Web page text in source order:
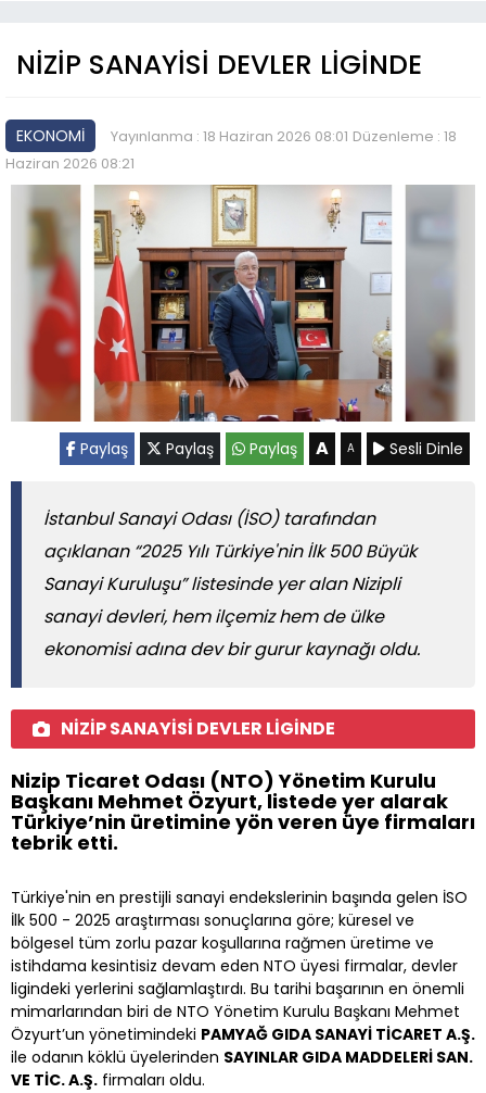
NİZİP SANAYİSİ DEVLER LİGİNDE
EKONOMİ Yayınlanma : 18 Haziran 2026 08:01 Düzenleme : 18
Haziran 2026 08:21
Paylaş Paylaş Paylaş A A Sesli Dinle
İstanbul Sanayi Odası (İSO) tarafından
açıklanan “2025 Yılı Türkiye'nin İlk 500 Büyük
Sanayi Kuruluşu” listesinde yer alan Nizipli
sanayi devleri, hem ilçemiz hem de ülke
ekonomisi adına dev bir gurur kaynağı oldu.
NİZİP SANAYİSİ DEVLER LİGİNDE
Nizip Ticaret Odası (NTO) Yönetim Kurulu
Başkanı Mehmet Özyurt, listede yer alarak
Türkiye’nin üretimine yön veren üye firmaları
tebrik etti.
Türkiye'nin en prestijli sanayi endekslerinin başında gelen İSO
İlk 500 - 2025 araştırması sonuçlarına göre; küresel ve
bölgesel tüm zorlu pazar koşullarına rağmen üretime ve
istihdama kesintisiz devam eden NTO üyesi firmalar, devler
ligindeki yerlerini sağlamlaştırdı. Bu tarihi başarının en önemli
mimarlarından biri de NTO Yönetim Kurulu Başkanı Mehmet
Özyurt’un yönetimindeki PAMYAĞ GIDA SANAYİ TİCARET A.Ş.
ile odanın köklü üyelerinden SAYINLAR GIDA MADDELERİ SAN.
VE TİC. A.Ş. firmaları oldu.